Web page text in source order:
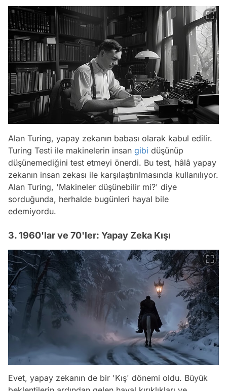
Alan Turing, yapay zekanın babası olarak kabul edilir.
Turing Testi ile makinelerin insan gibi düşünüp
düşünemediğini test etmeyi önerdi. Bu test, hâlâ yapay
zekanın insan zekası ile karşılaştırılmasında kullanılıyor.
Alan Turing, 'Makineler düşünebilir mi?' diye
sorduğunda, herhalde bugünleri hayal bile
edemiyordu.
3. 1960'lar ve 70'ler: Yapay Zeka Kışı
Evet, yapay zekanın de bir 'Kış' dönemi oldu. Büyük